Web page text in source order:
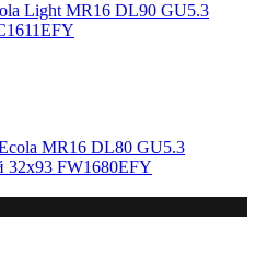
Light MR16 DL90 GU5.3